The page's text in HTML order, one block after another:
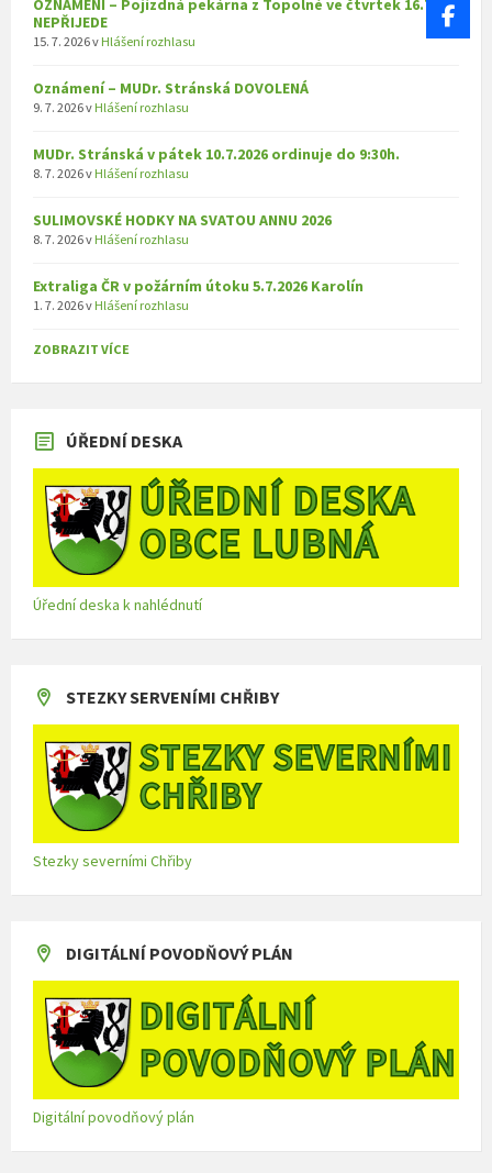
OZNÁMENÍ – Pojízdná pekárna z Topolné ve čtvrtek 16.7.
NEPŘIJEDE
15. 7. 2026v Hlášení rozhlasu
Oznámení – MUDr. Stránská DOVOLENÁ
9. 7. 2026v Hlášení rozhlasu
MUDr. Stránská v pátek 10.7.2026 ordinuje do 9:30h.
8. 7. 2026v Hlášení rozhlasu
SULIMOVSKÉ HODKY NA SVATOU ANNU 2026
8. 7. 2026v Hlášení rozhlasu
Extraliga ČR v požárním útoku 5.7.2026 Karolín
1. 7. 2026v Hlášení rozhlasu
ZOBRAZIT VÍCE
ÚŘEDNÍ DESKA
Úřední deska k nahlédnutí
STEZKY SERVENÍMI CHŘIBY
Stezky severními Chřiby
DIGITÁLNÍ POVODŇOVÝ PLÁN
Digitální povodňový plán